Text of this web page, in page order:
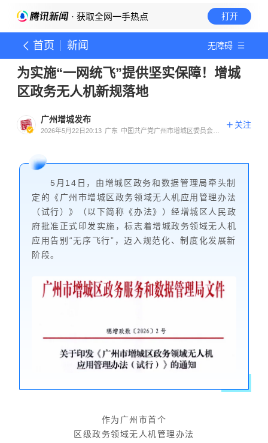
· 获取全网一手热点 打开
首页 新闻 无障碍
为实施“一网统飞”提供坚实保障！增城
区政务无人机新规落地
广州增城发布
2026年5月22日20:13 广东 中国共产党广州市增城区委员会宣
关注
5月14日，由增城区政务和数据管理局牵头制
定的《广州市增城区政务领域无人机应用管理办法
（试行）》（以下简称《办法》）经增城区人民政
府批准正式印发实施，标志着增城政务领域无人机
应用告别“无序飞行”，迈入规范化、制度化发展新
阶段。
作为广州市首个
区级政务领域无人机管理办法